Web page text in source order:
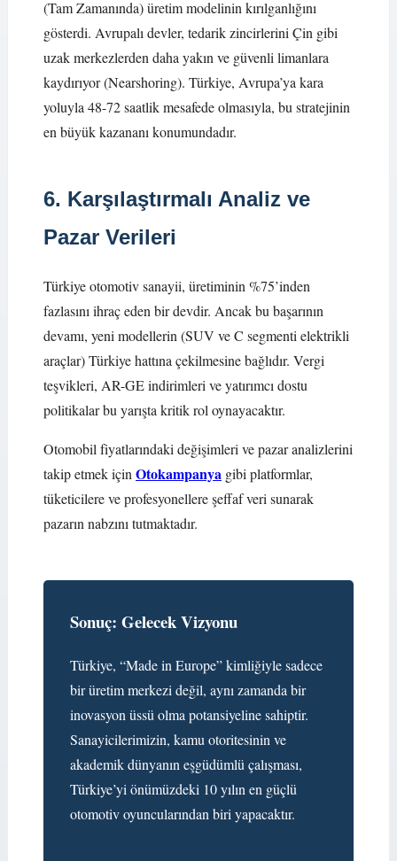
(Tam Zamanında) üretim modelinin kırılganlığını
gösterdi. Avrupalı devler, tedarik zincirlerini Çin gibi
uzak merkezlerden daha yakın ve güvenli limanlara
kaydırıyor (Nearshoring). Türkiye, Avrupa’ya kara
yoluyla 48-72 saatlik mesafede olmasıyla, bu stratejinin
en büyük kazananı konumundadır.
6. Karşılaştırmalı Analiz ve
Pazar Verileri
Türkiye otomotiv sanayii, üretiminin %75’inden
fazlasını ihraç eden bir devdir. Ancak bu başarının
devamı, yeni modellerin (SUV ve C segmenti elektrikli
araçlar) Türkiye hattına çekilmesine bağlıdır. Vergi
teşvikleri, AR-GE indirimleri ve yatırımcı dostu
politikalar bu yarışta kritik rol oynayacaktır.
Otomobil fiyatlarındaki değişimleri ve pazar analizlerini
takip etmek içinOtokampanya gibi platformlar,
tüketicilere ve profesyonellere şeffaf veri sunarak
pazarın nabzını tutmaktadır.
Sonuç: Gelecek Vizyonu
Türkiye, “Made in Europe” kimliğiyle sadece
bir üretim merkezi değil, aynı zamanda bir
inovasyon üssü olma potansiyeline sahiptir.
Sanayicilerimizin, kamu otoritesinin ve
akademik dünyanın eşgüdümlü çalışması,
Türkiye’yi önümüzdeki 10 yılın en güçlü
otomotiv oyuncularından biri yapacaktır.